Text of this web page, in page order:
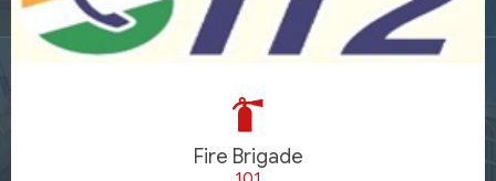
Fire Brigade